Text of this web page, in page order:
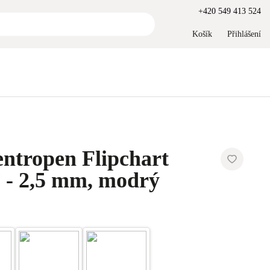
+420 549 413 524
Košík Přihlášení
Flipchart
2,5 mm, modrý